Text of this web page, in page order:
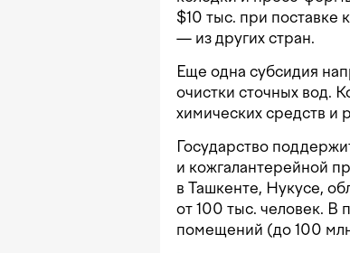
$10 тыс. при поставке
— из других стран.
Еще одна субсидия
очистки сточных вод.
химических средств и
Государство
и кожгалантерейной
в Ташкенте, Нукусе,
от 100 тыс. человек. В
помещений (до 100